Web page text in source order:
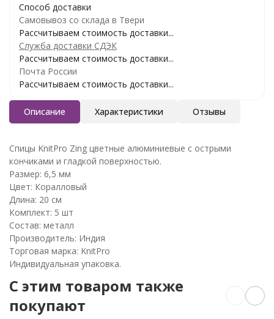
Способ доставки
Самовывоз со склада в Твери
Рассчитываем стоимость доставки...
Служба доставки СДЭК
Рассчитываем стоимость доставки...
Почта России
Рассчитываем стоимость доставки...
Описание Характеристики Отзывы
Спицы KnitPro Zing цветные алюминиевые с острыми
кончиками и гладкой поверхностью.
Размер: 6,5 мм
Цвет: Коралловый
Длина: 20 см
Комплект: 5 шт
Состав: металл
Производитель: Индия
Торговая марка: KnitPro
Индивидуальная упаковка.
C этим товаром также
покупают